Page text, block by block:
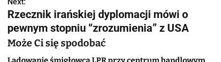
otrzymają
wsparcie
i
g
a
Rzecznik irańskiej dyplomacji mówi o
pewnym stopniu “zrozumienia” z USA
Może Ci się spodobać